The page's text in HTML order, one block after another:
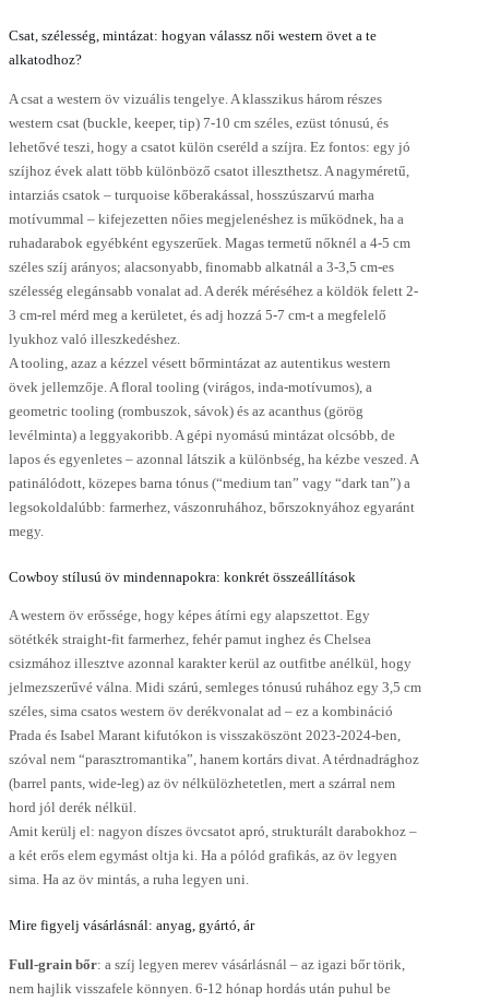
Csat, szélesség, mintázat: hogyan válassz női western övet a te
alkatodhoz?
A csat a western öv vizuális tengelye. A klasszikus három részes
western csat (buckle, keeper, tip) 7-10 cm széles, ezüst tónusú, és
lehetővé teszi, hogy a csatot külön cseréld a szíjra. Ez fontos: egy jó
szíjhoz évek alatt több különböző csatot illeszthetsz. A nagyméretű,
intarziás csatok – turquoise kőberakással, hosszúszarvú marha
motívummal – kifejezetten nőies megjelenéshez is működnek, ha a
ruhadarabok egyébként egyszerűek. Magas termetű nőknél a 4-5 cm
széles szíj arányos; alacsonyabb, finomabb alkatnál a 3-3,5 cm-es
szélesség elegánsabb vonalat ad. A derék méréséhez a köldök felett 2-
3 cm-rel mérd meg a kerületet, és adj hozzá 5-7 cm-t a megfelelő
lyukhoz való illeszkedéshez.
A tooling, azaz a kézzel vésett bőrmintázat az autentikus western
övek jellemzője. A floral tooling (virágos, inda-motívumos), a
geometric tooling (rombuszok, sávok) és az acanthus (görög
levélminta) a leggyakoribb. A gépi nyomású mintázat olcsóbb, de
lapos és egyenletes – azonnal látszik a különbség, ha kézbe veszed. A
patinálódott, közepes barna tónus (“medium tan” vagy “dark tan”) a
legsokoldalúbb: farmerhez, vászonruhához, bőrszoknyához egyaránt
megy.
Cowboy stílusú öv mindennapokra: konkrét összeállítások
A western öv erőssége, hogy képes átírni egy alapszettot. Egy
sötétkék straight-fit farmerhez, fehér pamut inghez és Chelsea
csizmához illesztve azonnal karakter kerül az outfitbe anélkül, hogy
jelmezszerűvé válna. Midi szárú, semleges tónusú ruhához egy 3,5 cm
széles, sima csatos western öv derékvonalat ad – ez a kombináció
Prada és Isabel Marant kifutókon is visszaköszönt 2023-2024-ben,
szóval nem “parasztromantika”, hanem kortárs divat. A térdnadrághoz
(barrel pants, wide-leg) az öv nélkülözhetetlen, mert a szárral nem
hord jól derék nélkül.
Amit kerülj el: nagyon díszes övcsatot apró, strukturált darabokhoz –
a két erős elem egymást oltja ki. Ha a pólód grafikás, az öv legyen
sima. Ha az öv mintás, a ruha legyen uni.
Mire figyelj vásárlásnál: anyag, gyártó, ár
Full-grain bőr: a szíj legyen merev vásárlásnál – az igazi bőr törik,
nem hajlik visszafele könnyen. 6-12 hónap hordás után puhul be